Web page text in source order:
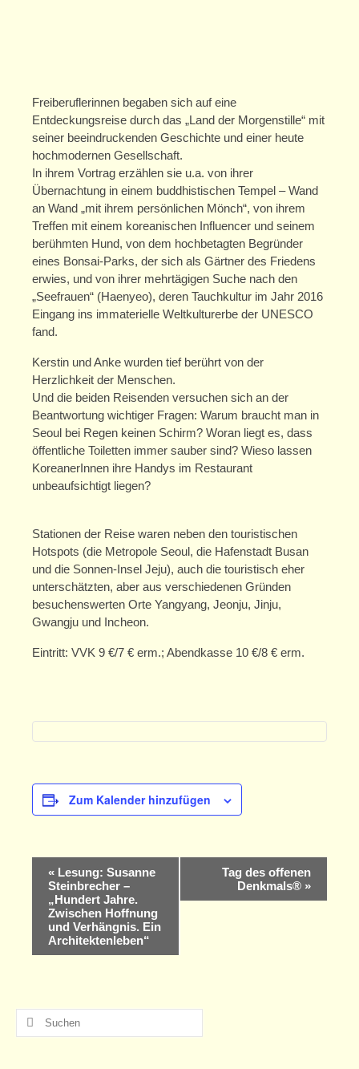
Zschachwitzer Märchenkalender 2020
Kurse
Kurse für Erwachsene
Kurse für Kinder/Jugendliche
Angebote
Projekte
Schule/Hort
Service
Informationen/Beratung
Gutscheine
Presse
Newsletter
Bildungspaket
Verein
Mitgliedschaft
Das Haus
Geschichte
Ehrenamtscafé
Partner
Erste Schritte und weitere Planung
Unterstützung für unsere Besucher
Auszeichnungen
Spende
Freiberuflerinnen begaben sich auf eine
Entdeckungsreise durch das „Land der Morgenstille“ mit
seiner beeindruckenden Geschichte und einer heute
hochmodernen Gesellschaft.
In ihrem Vortrag erzählen sie u.a. von ihrer
Übernachtung in einem buddhistischen Tempel – Wand
an Wand „mit ihrem persönlichen Mönch“, von ihrem
Treffen mit einem koreanischen Influencer und seinem
berühmten Hund, von dem hochbetagten Begründer
eines Bonsai-Parks, der sich als Gärtner des Friedens
erwies, und von ihrer mehrtägigen Suche nach den
„Seefrauen“ (Haenyeo), deren Tauchkultur im Jahr 2016
Eingang ins immaterielle Weltkulturerbe der UNESCO
fand.
Kerstin und Anke wurden tief berührt von der
Herzlichkeit der Menschen.
Und die beiden Reisenden versuchen sich an der
Beantwortung wichtiger Fragen: Warum braucht man in
Seoul bei Regen keinen Schirm? Woran liegt es, dass
öffentliche Toiletten immer sauber sind? Wieso lassen
KoreanerInnen ihre Handys im Restaurant
unbeaufsichtigt liegen?
Stationen der Reise waren neben den touristischen
Hotspots (die Metropole Seoul, die Hafenstadt Busan
und die Sonnen-Insel Jeju), auch die touristisch eher
unterschätzten, aber aus verschiedenen Gründen
besuchenswerten Orte Yangyang, Jeonju, Jinju,
Gwangju und Incheon.
Eintritt: VVK 9 €/7 € erm.; Abendkasse 10 €/8 € erm.
Zum Kalender hinzufügen
Veranstaltung-
Navigation
« Lesung: Susanne
Steinbrecher –
„Hundert Jahre.
Zwischen Hoffnung
und Verhängnis. Ein
Architektenleben“
Tag des offenen
Denkmals® »
nach: